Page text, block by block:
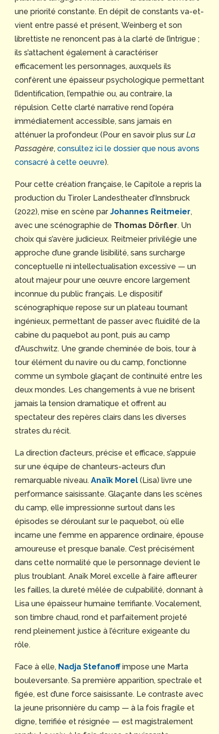
une priorité constante. En dépit de constants va-et-
vient entre passé et présent, Weinberg et son
librettiste ne renoncent pas à la clarté de l’intrigue ;
ils s’attachent également à caractériser
efficacement les personnages, auxquels ils
confèrent une épaisseur psychologique permettant
l’identification, l’empathie ou, au contraire, la
répulsion. Cette clarté narrative rend l’opéra
immédiatement accessible, sans jamais en
atténuer la profondeur. (Pour en savoir plus surLa
Passagère, consultez ici le dossier que nous avons
consacré à cette oeuvre).
Pour cette création française, le Capitole a repris la
production du Tiroler Landestheater d’Innsbruck
(2022), mise en scène parJohannes Reitmeier,
avec une scénographie de Thomas Dörfler. Un
choix qui s’avère judicieux. Reitmeier privilégie une
approche d’une grande lisibilité, sans surcharge
conceptuelle ni intellectualisation excessive — un
atout majeur pour une œuvre encore largement
inconnue du public français. Le dispositif
scénographique repose sur un plateau tournant
ingénieux, permettant de passer avec fluidité de la
cabine du paquebot au pont, puis au camp
d’Auschwitz. Une grande cheminée de bois, tour à
tour élément du navire ou du camp, fonctionne
comme un symbole glaçant de continuité entre les
deux mondes. Les changements à vue ne brisent
jamais la tension dramatique et offrent au
spectateur des repères clairs dans les diverses
strates du récit.
La direction d’acteurs, précise et efficace, s’appuie
sur une équipe de chanteurs-acteurs d’un
remarquable niveau. Anaïk Morel (Lisa) livre une
performance saisissante. Glaçante dans les scènes
du camp, elle impressionne surtout dans les
épisodes se déroulant sur le paquebot, où elle
incarne une femme en apparence ordinaire, épouse
amoureuse et presque banale. C’est précisément
dans cette normalité que le personnage devient le
plus troublant. Anaïk Morel excelle à faire affleurer
les failles, la dureté mêlée de culpabilité, donnant à
Lisa une épaisseur humaine terrifiante. Vocalement,
son timbre chaud, rond et parfaitement projeté
rend pleinement justice à l’écriture exigeante du
rôle.
Face à elle, Nadja Stefanoff impose une Marta
bouleversante. Sa première apparition, spectrale et
figée, est d’une force saisissante. Le contraste avec
la jeune prisonnière du camp — à la fois fragile et
digne, terrifiée et résignée — est magistralement